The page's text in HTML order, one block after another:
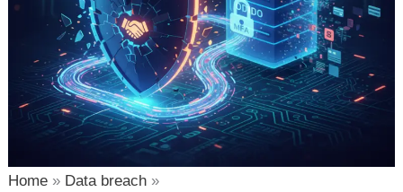
Home Data breach